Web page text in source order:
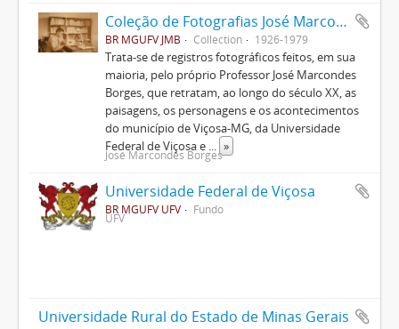
Coleção de Fotografias José Marcondes Borges
BR MGUFV JMB Collection 1926-1979
Trata-se de registros fotográficos feitos, em sua
maioria, pelo próprio Professor José Marcondes
Borges, que retratam, ao longo do século XX, as
paisagens, os personagens e os acontecimentos
do município de Viçosa-MG, da Universidade
Federal de Viçosa e
»
José Marcondes Borges
Universidade Federal de Viçosa
BR MGUFV UFV Fundo
UFV
Universidade Rural do Estado de Minas Gerais